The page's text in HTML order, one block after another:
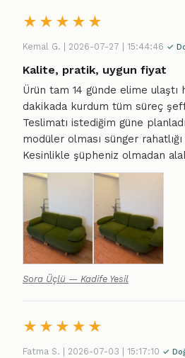
★ ★ ★ ★ ★
Kemal G. | 2026-07-27 | 15:44:46 ✓
Kalite, pratik, uygun fiyat
Ürün tam 14 günde elime ulaştı
dakikada kurdum tüm süreç
Teslimatı istediğim güne
modüler olması sünger
Kesinlikle şüpheniz olmadan
Sora Üçlü — Kadife Yesil
★ ★ ★ ★ ★
Fatma S. | 2026-07-03 | 15:17:10 ✓